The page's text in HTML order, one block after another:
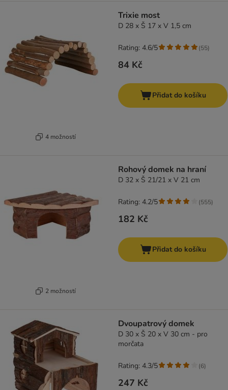
4 možností
Trixie most
D 28 x Š 17 x V 1,5 cm
84 Kč
Rating: 4.6/5 (55)
Přidat do košíku
2 možností
Rohový domek na hraní
D 32 x Š 21/21 x V 21 cm
182 Kč
Rating: 4.2/5 (555)
Přidat do košíku
Dvoupatrový domek
D 30 x Š 20 x V 30 cm - pro
morčata
247 Kč
Rating: 4.3/5 (6)